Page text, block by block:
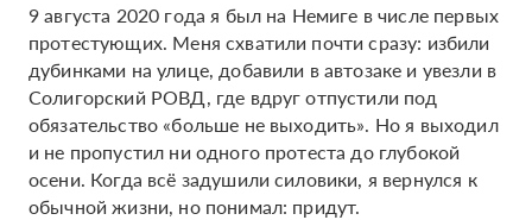
9 августа 2020 года я был на Немиге в числе первых
протестующих. Меня схватили почти сразу: избили
дубинками на улице, добавили в автозаке и увезли в
Солигорский РОВД, где вдруг отпустили под
обязательство «больше не выходить». Но я выходил
и не пропустил ни одного протеста до глубокой
осени. Когда всё задушили силовики, я вернулся к
обычной жизни, но понимал: придут.